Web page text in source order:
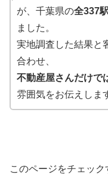
が、千葉県の全337
ました。
実地調査した結果と
合わせ、
不動産屋さんだけで
雰囲気をお伝えしま
このページをチェッ